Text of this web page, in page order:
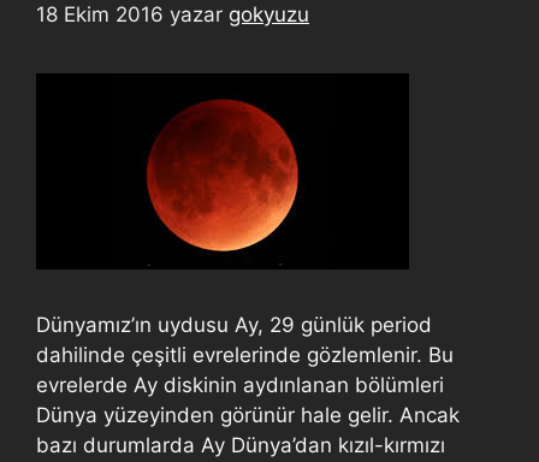
18 Ekim 2016 yazar gokyuzu
Dünyamız’ın uydusu Ay, 29 günlük period
dahilinde çeşitli evrelerinde gözlemlenir. Bu
evrelerde Ay diskinin aydınlanan bölümleri
Dünya yüzeyinden görünür hale gelir. Ancak
bazı durumlarda Ay Dünya’dan kızıl-kırmızı